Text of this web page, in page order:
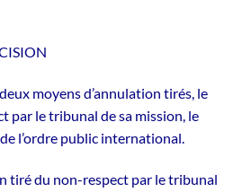
moyens d’annulation tirés, le
par le tribunal de sa mission, le
l’ordre public international.
tiré du non-respect par le tribunal